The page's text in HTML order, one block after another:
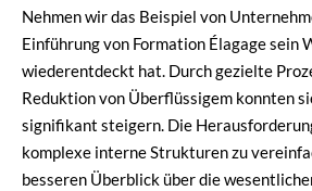
Nehmen wir das Beispiel von
Einführung von Formation Élagage sein
wiederentdeckt hat. Durch gezielte
Reduktion von Überflüssigem konnten
signifikant steigern. Die
komplexe interne Strukturen zu
besseren Überblick über die